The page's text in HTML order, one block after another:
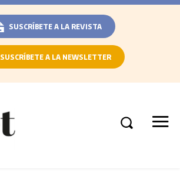
SUSCRÍBETE A LA REVISTA
SUSCRÍBETE A LA NEWSLETTER